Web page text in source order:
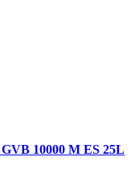
10000 M ES 25L